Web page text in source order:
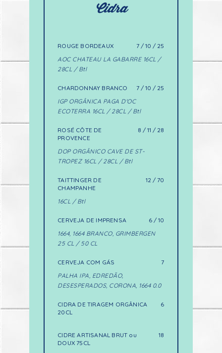
Cidra
ROUGE BORDEAUX
7 / 10 / 25
AOC CHATEAU LA GABARRE 16CL /
28CL / Btl
CHARDONNAY BRANCO
7 / 10 / 25
IGP ORGÂNICA PAGA D'OC
ECOTERRA 16CL / 28CL / Btl
ROSÉ CÔTE DE
PROVENCE
8 / 11 / 28
DOP ORGÂNICO CAVE DE ST-
TROPEZ 16CL / 28CL / Btl
TAITTINGER DE
CHAMPANHE
12 / 70
16CL / Btl
CERVEJA DE IMPRENSA
6 / 10
1664, 1664 BRANCO, GRIMBERGEN
25 CL / 50 CL
CERVEJA COM GÁS
7
PALHA IPA, EDREDÃO,
DESESPERADOS, CORONA, 1664 0.0
CIDRA DE TIRAGEM ORGÂNICA
20CL
6
CIDRE ARTISANAL BRUT ou
DOUX 75CL
18